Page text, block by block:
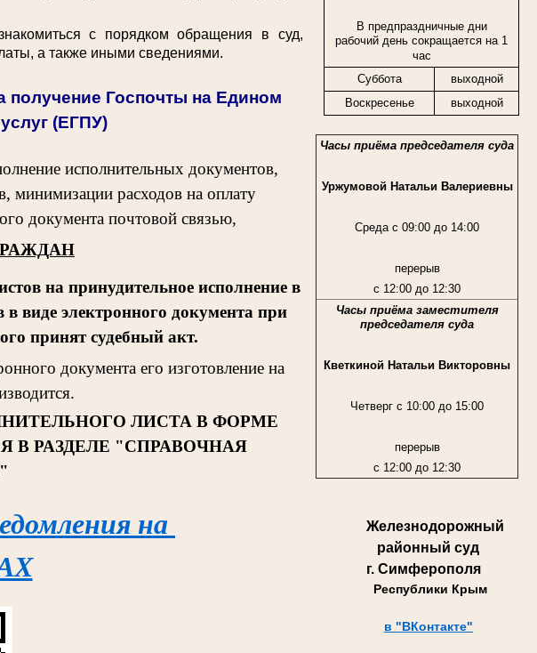
В предпраздничные дни
рабочий день сокращается на 1
час
Суббота
выходной
Воскресенье
выходной
Часы приёма председателя суда
Уржумовой Натальи Валериевны
Среда с 09:00 до 14:00
перерыв
с 12:00 до 12:30
Часы приёма заместителя
председателя суда
Кветкиной Натальи Викторовны
Четверг с 10:00 до 15:00
перерыв
с 12:00 до 12:30
Железнодорожный
районный суд
г. Симферополя
Республики Крым
в "ВКонтакте"
с порядком обращения в суд,
а также иными сведениями.
получение Госпочты на Едином
(ЕГПУ)
исполнительных документов,
минимизации расходов на оплату
документа почтовой связью,
на принудительное исполнение в
в виде электронного документа при
принят судебный акт.
документа его изготовление на
ЛИСТА В ФОРМЕ
В РАЗДЕЛЕ "СПРАВОЧНАЯ
на